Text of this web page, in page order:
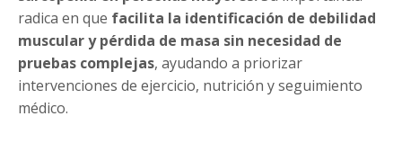
radica en que facilita la identificación de debilidad
muscular y pérdida de masa sin necesidad de
pruebas complejas, ayudando a priorizar
intervenciones de ejercicio, nutrición y seguimiento
médico.